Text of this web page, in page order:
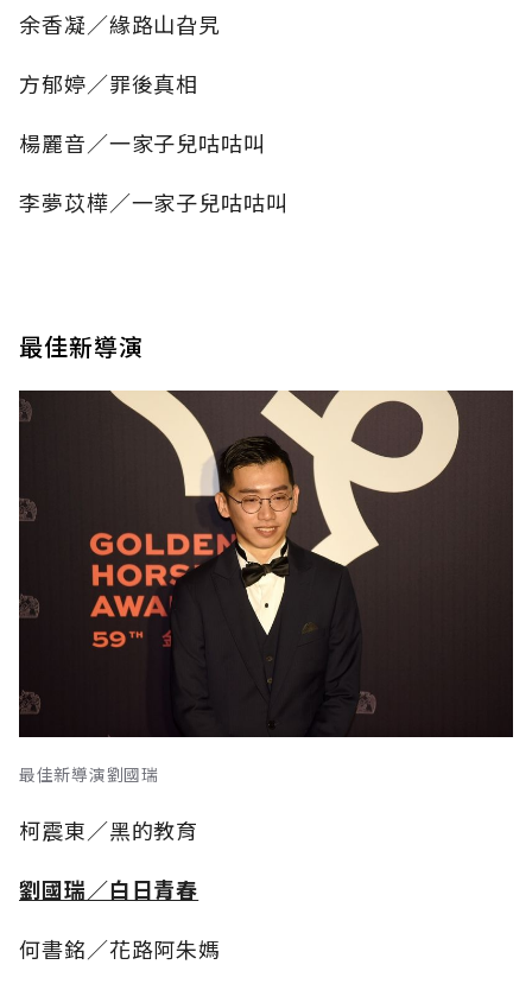
余香凝／緣路山旮旯
方郁婷／罪後真相
楊麗音／一家子兒咕咕叫
李夢苡樺／一家子兒咕咕叫
最佳新導演
最佳新導演劉國瑞
柯震東／黑的教育
劉國瑞／白日青春
何書銘／花路阿朱媽